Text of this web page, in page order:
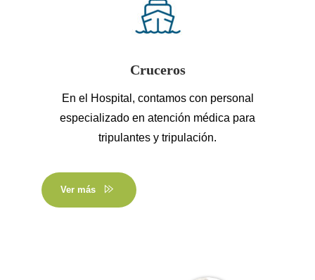
Cruceros
En el Hospital, contamos con personal
especializado en atención médica para
tripulantes y tripulación.
Ver más